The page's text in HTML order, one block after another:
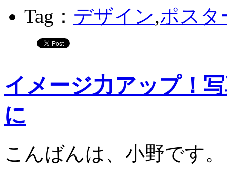
Tag： デザイン,ポスタ
イメージ力アップ！
に
こんばんは、小野です。